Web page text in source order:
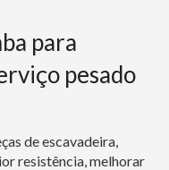
para
pesado
de escavadeira,
resistência, melhorar